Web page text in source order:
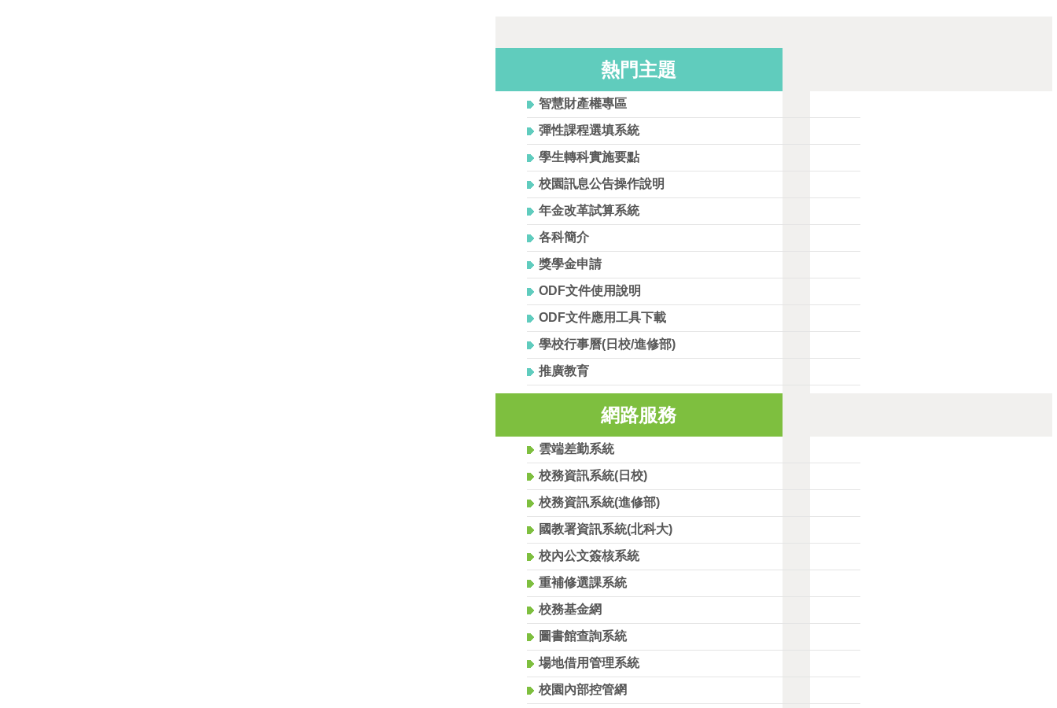
熱門主題
智慧財產權專區
彈性課程選填系統
學生轉科實施要點
校園訊息公告操作說明
年金改革試算系統
各科簡介
獎學金申請
ODF文件使用說明
ODF文件應用工具下載
學校行事曆(日校/進修部)
推廣教育
網路服務
雲端差勤系統
校務資訊系統(日校)
校務資訊系統(進修部)
國教署資訊系統(北科大)
校內公文簽核系統
重補修選課系統
校務基金網
圖書館查詢系統
場地借用管理系統
校園內部控管網